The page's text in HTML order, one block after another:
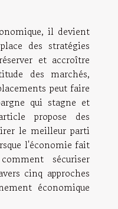
il devient
des stratégies
et accroître
des marchés,
peut faire
qui stagne et
propose des
le meilleur parti
l'économie fait
sécuriser
cinq approches
économique